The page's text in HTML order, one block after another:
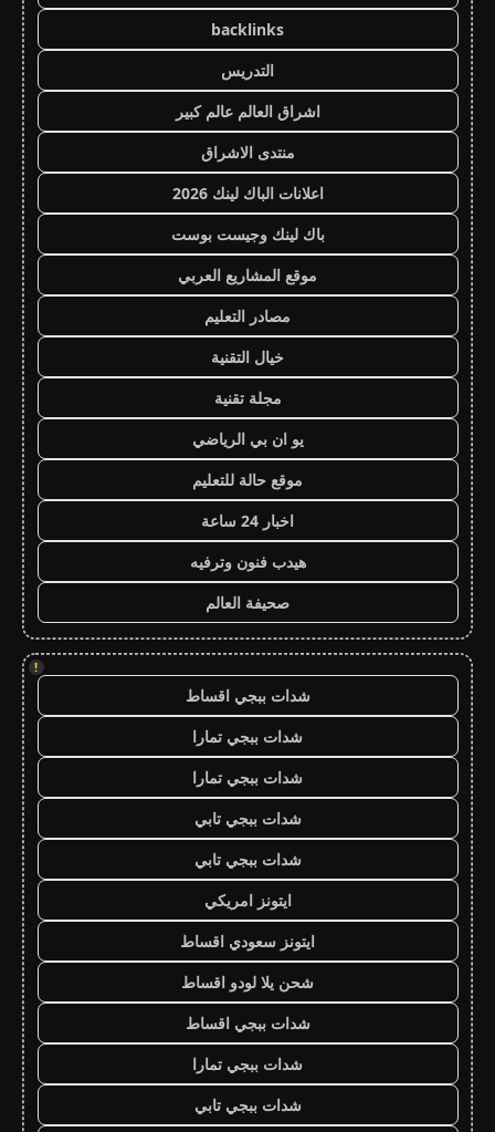
backlinks
التدريس
اشراق العالم عالم كبير
منتدى الاشراق
اعلانات الباك لينك 2026
باك لينك وجيست بوست
موقع المشاريع العربي
مصادر التعليم
خيال التقنية
مجلة تقنية
يو ان بي الرياضي
موقع حالة للتعليم
اخبار 24 ساعة
هيدب فنون وترفيه
صحيفة العالم
!
شدات ببجي اقساط
شدات ببجي تمارا
شدات ببجي تمارا
شدات ببجي تابي
شدات ببجي تابي
ايتونز امريكي
ايتونز سعودي اقساط
شحن يلا لودو اقساط
شدات ببجي اقساط
شدات ببجي تمارا
شدات ببجي تابي